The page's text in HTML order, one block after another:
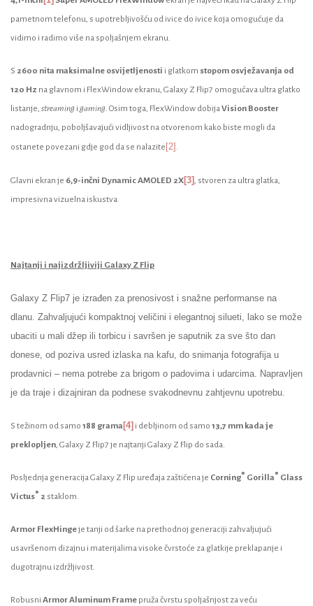
pametnom telefonu, s upotrebljivošću od ivice do ivice koja omogućuje da
vidimo i radimo više na spoljašnjem ekranu.
S 2600 nita maksimalne osvijetljenosti i glatkom stopom osvježavanja od
120 Hz na glavnom i FlexWindow ekranu, Galaxy Z Flip7 omogućava ultra glatko
listanje, streaming i gaming . Osim toga, FlexWindow dobija Vision Booster
nadogradnju, poboljšavajući vidljivost na otvorenom kako biste mogli da
ostanete povezani gdje god da se nalazite[2]
Glavni ekran je 6,9-inčni Dynamic AMOLED 2X[3] , stvoren za ultra glatka,
impresivna vizuelna iskustva.
Najtanji i najizdržljiviji Galaxy Z Flip
Galaxy Z Flip7 je izrađen za prenosivost i snažne performanse na
dlanu. Zahvaljujući kompaktnoj veličini i elegantnoj silueti, lako se može
ubaciti u mali džep ili torbicu i savršen je saputnik za sve što dan
donese, od poziva usred izlaska na kafu, do snimanja fotografija u
prodavnici – nema potrebe za brigom o padovima i udarcima. Napravljen
je da traje i dizajniran da podnese svakodnevnu zahtjevnu upotrebu.
S težinom od samo 188 grama[4] i debljinom od samo 13,7 mm kada je
preklopljen , Galaxy Z Flip7 je najtanji Galaxy Z Flip do sada.
Posljednja generacija Galaxy Z Flip uređaja zaštićena je Corning® Gorilla ® Glass
Victus® 2 staklom.
Armor FlexHingeje tanji od šarke na prethodnoj generaciji zahvaljujući
usavršenom dizajnu i materijalima visoke čvrstoće za glatkije preklapanje i
dugotrajnu izdržljivost.
Robusni Armor Aluminum Frame pruža čvrstu spoljašnjost za veću